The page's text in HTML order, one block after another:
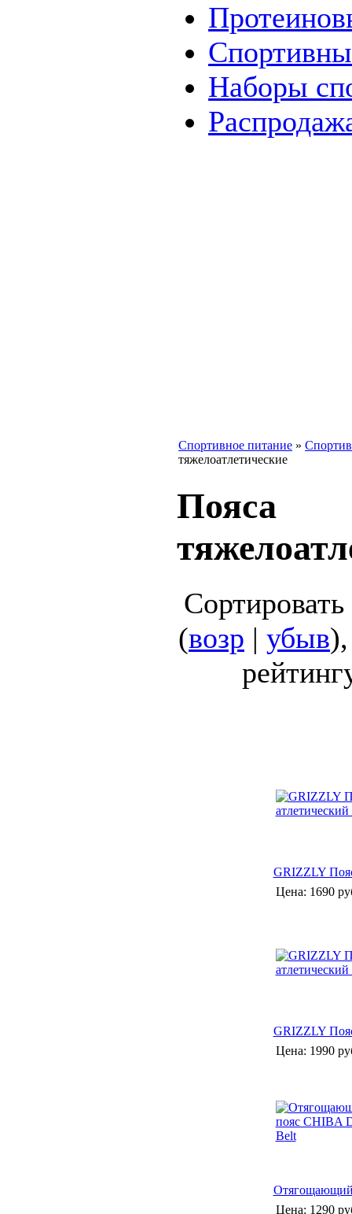
Наборы
Спортивное питание »
тяжелоатлетические
Пояса
(возр | убыв
GRIZZLY
Цена: 1690
GRIZZLY
Цена: 1990
Цена: 1290